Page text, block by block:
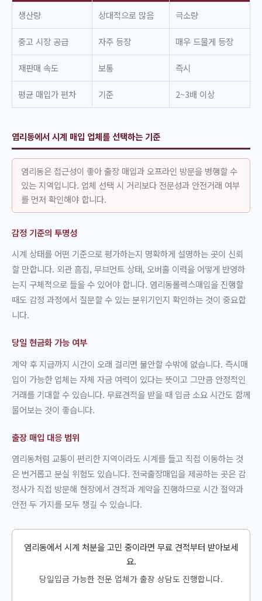
생산량 상대적으로 많음 극소량
중고 시장 공급 자주 등장 매우 드물게 등장
재판매 속도 보통 즉시
평균 매입가 편차 기준 2~3배 이상
염리동에서 시계 매입 업체를 선택하는 기준
염리동은 접근성이 좋아 출장 매입과 오프라인 방문을 병행할 수
있는 지역입니다. 업체 선택 시 거리보다 전문성과 안전거래 여부
를 먼저 확인해야 합니다.
감정 기준의 투명성
시계 상태를 어떤 기준으로 평가하는지 명확하게 설명하는 곳이 신뢰
할 만합니다. 외관 흠집, 무브먼트 상태, 오버홀 이력을 어떻게 반영하
는지 구체적으로 들을 수 있어야 합니다. 염리동롤렉스매입을 진행할
때도 감정 과정에서 질문할 수 있는 분위기인지 확인하는 것이 중요합
니다.
당일 현금화 가능 여부
계약 후 지급까지 시간이 오래 걸리면 불안할 수밖에 없습니다. 즉시매
입이 가능한 업체는 자체 자금 여력이 있다는 뜻이고 그만큼 안정적인
거래를 기대할 수 있습니다. 무료견적을 받을 때 입금 소요 시간도 함께
물어보는 것이 좋습니다.
출장 매입 대응 범위
염리동처럼 교통이 편리한 지역이라도 시계를 들고 직접 이동하는 것
은 번거롭고 분실 위험도 있습니다. 전국출장매입을 제공하는 곳은 감
정사가 직접 방문해 현장에서 견적과 계약을 진행하므로 시간 절약과
안전 두 가지를 모두 챙길 수 있습니다.
염리동에서 시계 처분을 고민 중이라면 무료 견적부터 받아보세
요.
당일입금 가능한 전문 업체가 출장 상담도 진행합니다.